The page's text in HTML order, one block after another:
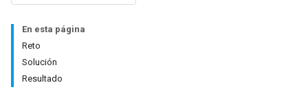
En esta página
Reto
Solución
Resultado